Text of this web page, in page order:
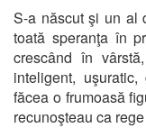
S-a născut şi un al
toată speranţa în
crescând în
inteligent,
făcea o frumoasă
recunoşteau ca